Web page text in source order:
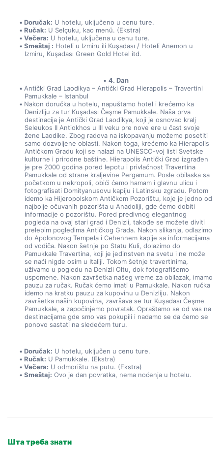
Doručak: U hotelu, uključeno u cenu ture.
Ručak: U Selçuku, kao menü. (Ekstra)
Večera: U hotelu, uključena u cenu ture.
Smeštaj : Hoteli u Izmiru ili Kuşadası / Hoteli Anemon u
Izmiru, Kuşadası Green Gold Hotel itd.
4. Dan
Antički Grad Laodikya – Antički Grad Hierapolis – Travertini
Pamukkale – Istanbul
Nakon doručka u hotelu, napuštamo hotel i krećemo ka
Denizliju za tur Kuşadası Čeşme Pamukkale. Naša prva
destinacija je Antički Grad Laodikya, koji je osnovao kralj
Seleukos II Antiokhos u III veku pre nove ere u čast svoje
žene Laodike. Zbog radova na iskopavanju možemo posetiti
samo dozvoljene oblasti. Nakon toga, krećemo ka Hierapolis
Antičkom Gradu koji se nalazi na UNESCO-voj listi Svetske
kulturne i prirodne baštine. Hierapolis Antički Grad izgrađen
je pre 2000 godina pored lepotu i privlačnost Travertina
Pamukkale od strane kraljevine Pergamum. Posle obilaska sa
početkom u nekropoli, obići ćemo hamam i glavnu ulicu i
fotografisati Domityanusovu kapiju i Latinsku zgradu. Potom
idemo ka Hijeropolskom Antičkom Pozorištu, koje je jedno od
najbolje očuvanih pozorišta u Anadoliji, gde ćemo dobiti
informacije o pozorištu. Pored predivnog elegantnog
pogleda na ovaj stari grad i Denizli, takođe se možete diviti
prelepim pogledima Antičkog Grada. Nakon slikanja, odlazimo
do Apolonovog Tempela i Cehennem kapije sa informacijama
od vodiča. Nakon šetnje po Statu Kuli, dolazimo do
Pamukkale Travertina, koji je jedinstven na svetu i ne može
se naći nigde osim u Italiji. Tokom šetnje travertinima,
uživamo u pogledu na Denizli Oltu, dok fotografišemo
uspomene. Nakon završetka našeg vreme za obilazak, imamo
pauzu za ručak. Ručak ćemo imati u Pamukkale. Nakon ručka
idemo na kratku pauzu za kupovinu u Denizliju. Nakon
završetka naših kupovina, završava se tur Kuşadası Čeşme
Pamukkale, a započinjemo povratak. Opraštamo se od vas na
destinacijama gde smo vas pokupili i nadamo se da ćemo se
ponovo sastati na sledećem turu.
Doručak: U hotelu, uključen u cenu ture.
Ručak: U Pamukkale. (Ekstra)
Večera: U odmorištu na putu. (Ekstra)
Smeštaj: Ovo je dan povratka, nema noćenja u hotelu.
Шта треба знати